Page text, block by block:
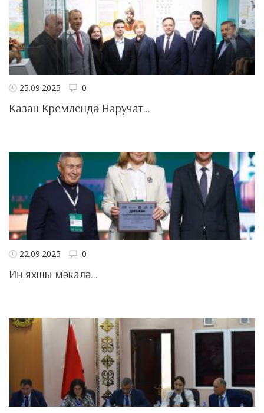
25.09.2025 0
Казан Кремлендә Наручат...
22.09.2025 0
Иң яхшы мәкалә...